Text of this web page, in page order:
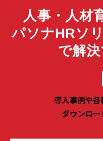
人事・人材
パソナHRソ
で解
導入事例や
ダウンロ